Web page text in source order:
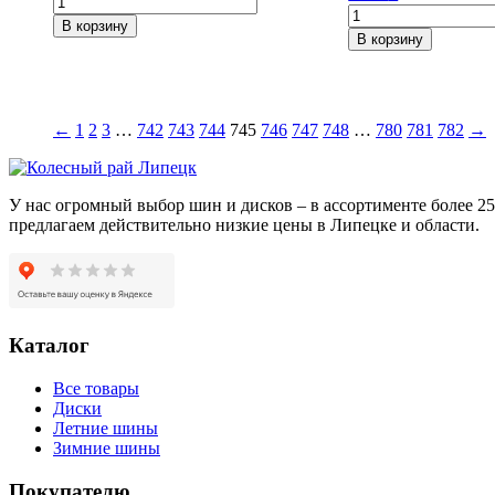
товара
Khomen
Silver
6*16/4*100
ET41
DIA60,1
В корзину
Количество
товара
Khomen
5/i40/X-
7*17/5*114,3
ET45
В корзину
← 1 2 3 … 742 743 744 745 746 747 748 … 780 781 782 →
У нас огромный выбор шин и дисков – в ассортименте более
предлагаем действительно низкие цены в Липецке и области.
Каталог
Все товары
Диски
Летние шины
Зимние шины